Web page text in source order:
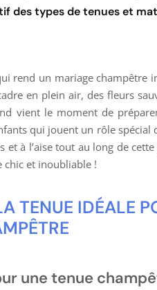
des types de tenues et
rend un mariage champêtre
en plein air, des fleurs
vient le moment de
qui jouent un rôle
et à l’aise tout au long de
chic et inoubliable !
TENUE IDÉALE
une tenue